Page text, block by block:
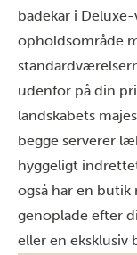
badekar i
opholdsområde
udenfor på din
landskabets
begge serverer
hyggeligt
også har en
genoplade efter
eller en eksklusiv